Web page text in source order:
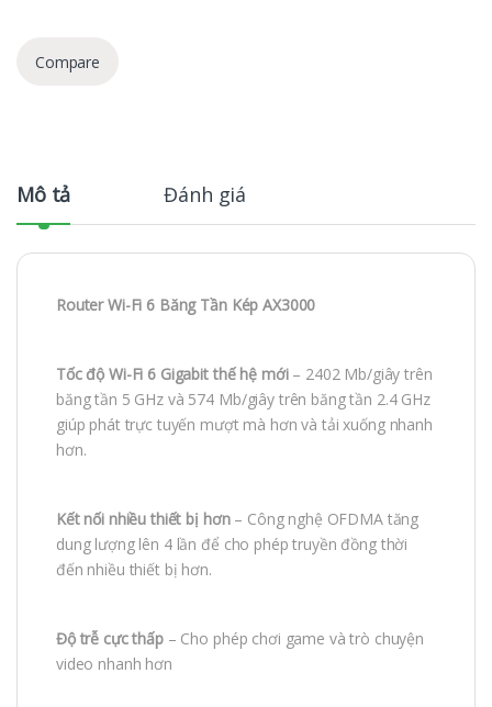
Compare
Mô tả Đánh giá
Router Wi-Fi 6 Băng Tần Kép AX3000
Tốc độ Wi-Fi 6 Gigabit thế hệ mới – 2402 Mb/giây trên
băng tần 5 GHz và 574 Mb/giây trên băng tần 2.4 GHz
giúp phát trực tuyến mượt mà hơn và tải xuống nhanh
hơn.
Kết nối nhiều thiết bị hơn– Công nghệ OFDMA tăng
dung lượng lên 4 lần để cho phép truyền đồng thời
đến nhiều thiết bị hơn.
Độ trễ cực thấp– Cho phép chơi game và trò chuyện
video nhanh hơn